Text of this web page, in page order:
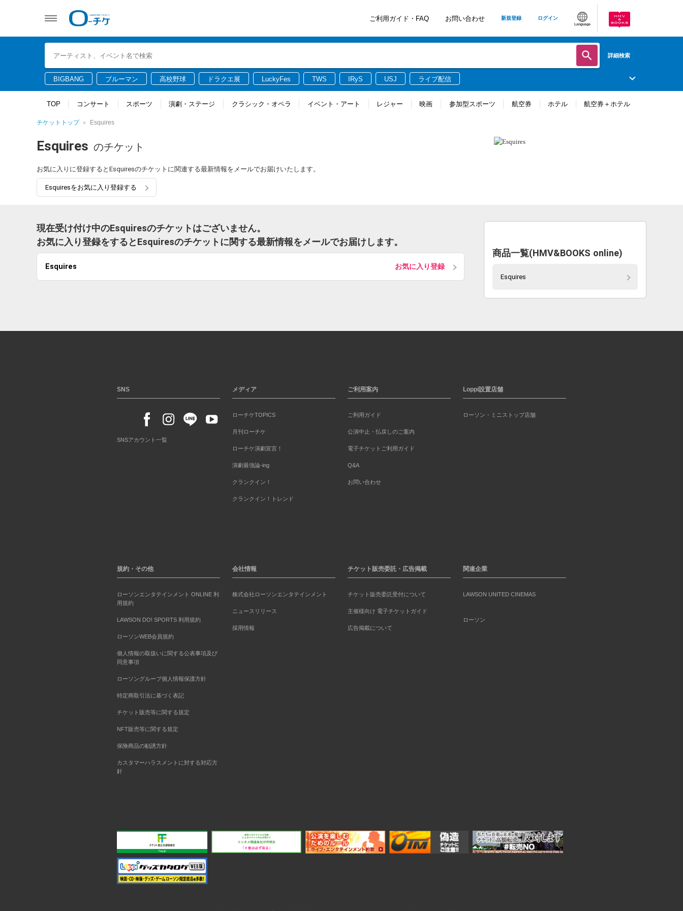
ご利用ガイド・FAQ お問い合わせ 新規登録 ログイン
Language
詳細検索
BIGBANG ブルーマン 高校野球 ドラクエ展 LuckyFes TWS IRyS USJ ライブ配信
TOP コンサート スポーツ 演劇・ステージ クラシック・オペラ イベント・アート レジャー 映画 参加型スポーツ 航空券 ホテル 航空券＋ホテル
チケットトップ Esquires
Esquires のチケット
お気に入りに登録するとEsquiresのチケットに関連する最新情報をメールでお届けいたします。
Esquiresをお気に入り登録する
現在受け付け中のEsquiresのチケットはございません。
お気に入り登録をするとEsquiresのチケットに関する最新情報をメールでお届けします。
Esquires お気に入り登録
商品一覧(HMV&BOOKS online)
Esquires
SNS
SNSアカウント一覧
メディア
ローチケTOPICS
月刊ローチケ
ローチケ演劇宣言！
演劇最強論-ing
クランクイン！
クランクイン！トレンド
ご利用案内
ご利用ガイド
公演中止・払戻しのご案内
電子チケットご利用ガイド
Q&A
お問い合わせ
Loppi設置店舗
ローソン・ミニストップ店舗
規約・その他
ローソンエンタテインメント ONLINE 利
用規約
LAWSON DO! SPORTS 利用規約
ローソンWEB会員規約
個人情報の取扱いに関する公表事項及び
同意事項
ローソングループ個人情報保護方針
特定商取引法に基づく表記
チケット販売等に関する規定
NFT販売等に関する規定
保険商品の勧誘方針
カスタマーハラスメントに対する対応方
針
会社情報
株式会社ローソンエンタテインメント
ニュースリリース
採用情報
チケット販売委託・広告掲載
チケット販売委託受付について
主催様向け 電子チケットガイド
広告掲載について
関連企業
LAWSON UNITED CINEMAS
ローソン